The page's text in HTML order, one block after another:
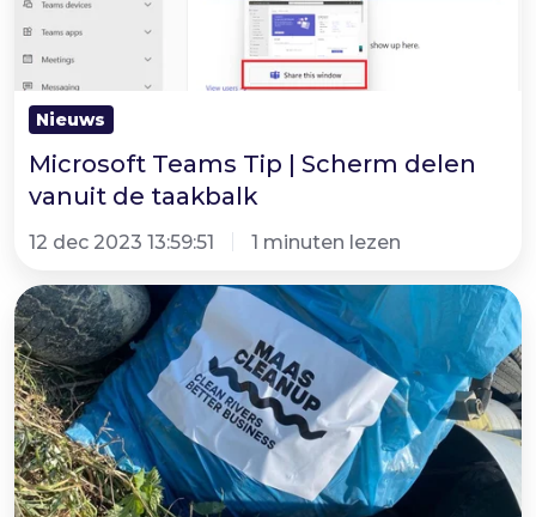
Nieuws
Microsoft Teams Tip | Scherm delen
vanuit de taakbalk
12 dec 2023 13:59:51 1 minuten lezen
Het
Westen
van
Nederland
sluit
zich
met